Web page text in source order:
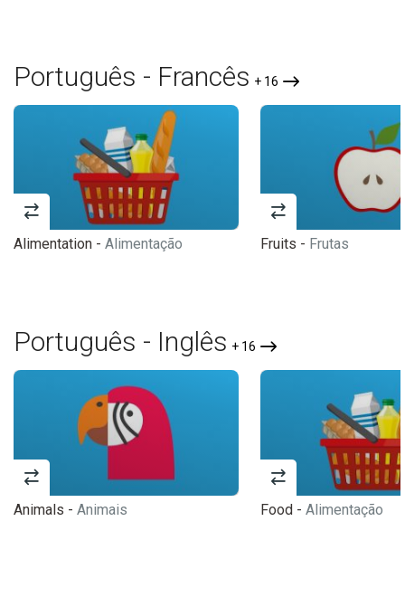
Português - Francês + 16
Alimentation - Alimentação Fruits - Frutas
Português - Inglês + 16
Animals - Animais Food - Alimentação